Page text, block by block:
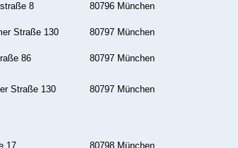
8 80796 München
Straße 130 80797 München
86 80797 München
Straße 130 80797 München
17 80798 München